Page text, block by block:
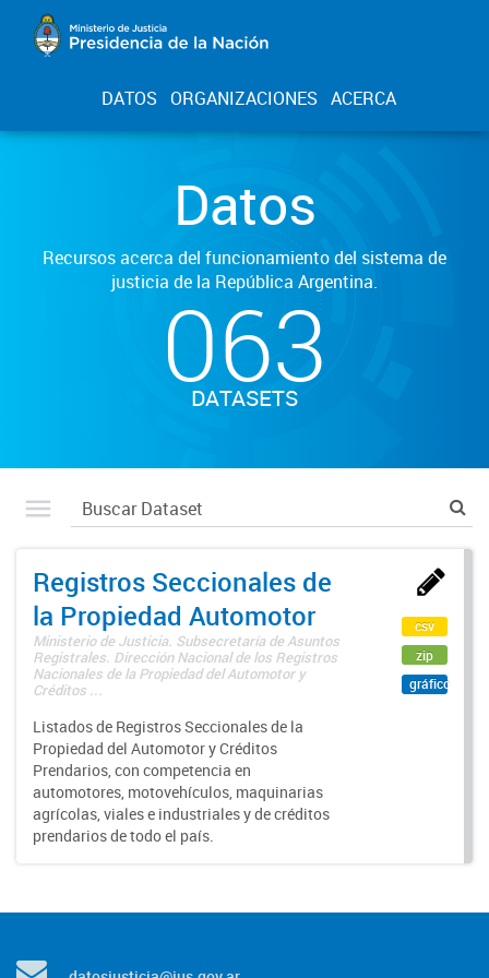
DATOS ORGANIZACIONES ACERCA
Datos
Recursos acerca del funcionamiento del sistema de
justicia de la República Argentina.
063
DATASETS
Registros Seccionales de
la Propiedad Automotor
Ministerio de Justicia. Subsecretaría de Asuntos
Registrales. Dirección Nacional de los Registros
Nacionales de la Propiedad del Automotor y
Créditos ...
Listados de Registros Seccionales de la
Propiedad del Automotor y Créditos
Prendarios, con competencia en
automotores, motovehículos, maquinarias
agrícolas, viales e industriales y de créditos
prendarios de todo el país.
csv
zip
gráfico